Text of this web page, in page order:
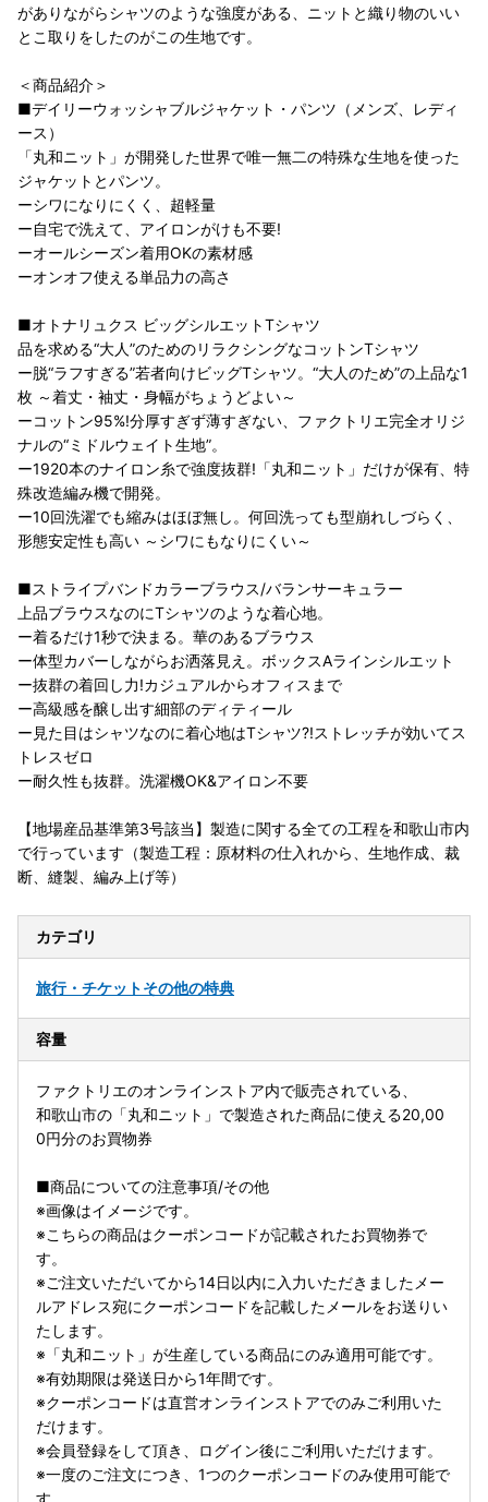
がありながらシャツのような強度がある、ニットと織り物のいい
とこ取りをしたのがこの生地です。
＜商品紹介＞
■デイリーウォッシャブルジャケット・パンツ（メンズ、レディ
ース）
「丸和ニット」が開発した世界で唯一無二の特殊な生地を使った
ジャケットとパンツ。
ーシワになりにくく、超軽量
ー自宅で洗えて、アイロンがけも不要!
ーオールシーズン着用OKの素材感
ーオンオフ使える単品力の高さ
■オトナリュクス ビッグシルエットTシャツ
品を求める“大人”のためのリラクシングなコットンTシャツ
ー脱“ラフすぎる”若者向けビッグTシャツ。“大人のため”の上品な1
枚 ～着丈・袖丈・身幅がちょうどよい～
ーコットン95%!分厚すぎず薄すぎない、ファクトリエ完全オリジ
ナルの“ミドルウェイト生地”。
ー1920本のナイロン糸で強度抜群!「丸和ニット」だけが保有、特
殊改造編み機で開発。
ー10回洗濯でも縮みはほぼ無し。何回洗っても型崩れしづらく、
形態安定性も高い ～シワにもなりにくい～
■ストライプバンドカラーブラウス/バランサーキュラー
上品ブラウスなのにTシャツのような着心地。
ー着るだけ1秒で決まる。華のあるブラウス
ー体型カバーしながらお洒落見え。ボックスAラインシルエット
ー抜群の着回し力!カジュアルからオフィスまで
ー高級感を醸し出す細部のディティール
ー見た目はシャツなのに着心地はTシャツ?!ストレッチが効いてス
トレスゼロ
ー耐久性も抜群。洗濯機OK&アイロン不要
【地場産品基準第3号該当】製造に関する全ての工程を和歌山市内
で行っています（製造工程：原材料の仕入れから、生地作成、裁
断、縫製、編み上げ等）
カテゴリ
旅行・チケットその他の特典
容量
ファクトリエのオンラインストア内で販売されている、
和歌山市の「丸和ニット」で製造された商品に使える20,00
0円分のお買物券
■商品についての注意事項/その他
※画像はイメージです。
※こちらの商品はクーポンコードが記載されたお買物券で
す。
※ご注文いただいてから14日以内に入力いただきましたメー
ルアドレス宛にクーポンコードを記載したメールをお送りい
たします。
※「丸和ニット」が生産している商品にのみ適用可能です。
※有効期限は発送日から1年間です。
※クーポンコードは直営オンラインストアでのみご利用いた
だけます。
※会員登録をして頂き、ログイン後にご利用いただけます。
※一度のご注文につき、1つのクーポンコードのみ使用可能で